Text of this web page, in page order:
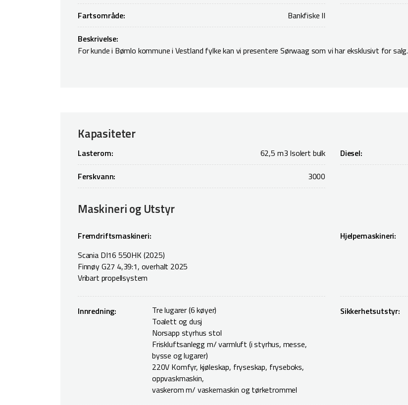
Fartsområde:
Bankfiske II
Beskrivelse:
For kunde i Bømlo kommune i Vestland fylke kan vi presentere Sørwaag som vi har eksklusivt for salg.
Kapasiteter
Lasterom: 62,5 m3 Isolert bulk Diesel:
Ferskvann:
3000
Maskineri og Utstyr
Fremdriftsmaskineri:
Scania DI16 550HK (2025)
Finnøy G27 4,39:1, overhalt 2025
Vribart propellsystem
Hjelpemaskineri:
Innredning:
Tre lugarer (6 køyer)
Toalett og dusj
Norsapp styrhus stol
Friskluftsanlegg m/ varmluft (i styrhus, messe,
bysse og lugarer)
220V Komfyr, kjøleskap, fryseskap, fryseboks,
oppvaskmaskin,
vaskerom m/ vaskemaskin og tørketrommel
Sikkerhetsutstyr: